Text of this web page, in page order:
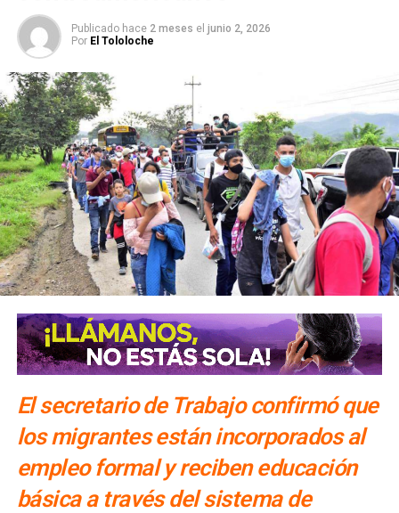
Publicado hace 2 meses el junio 2, 2026
Por El Tololoche
El secretario de Trabajo confirmó que
los migrantes están incorporados al
empleo formal y reciben educación
básica a través del sistema de